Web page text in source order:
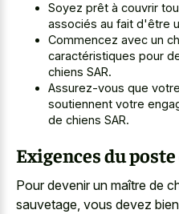
Soyez prêt à couvrir
associés au fait d'être
Commencez avec un
caractéristiques pour
chiens SAR.
Assurez-vous que
soutiennent votre
de chiens SAR.
Exigences du
Pour devenir un maître de
sauvetage, vous devez